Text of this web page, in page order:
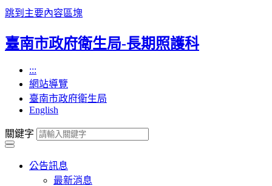
跳到主要內容區塊
臺南市政府衛生局-長期照護科
:::
網站導覽
臺南市政府衛生局
English
關鍵字
公告訊息
最新消息